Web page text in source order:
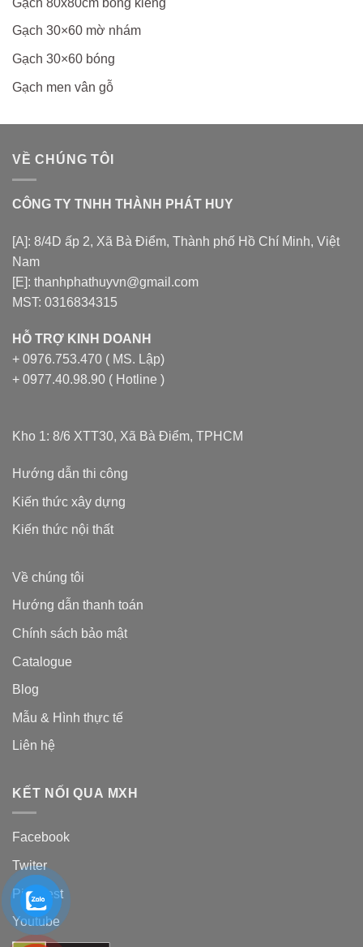
Gạch 30×60 mờ nhám
Gạch 30×60 bóng
Gạch men vân gỗ
VỀ CHÚNG TÔI
CÔNG TY TNHH THÀNH PHÁT HUY
[A]: 8/4D ấp 2, Xã Bà Điểm, Thành phố Hồ Chí Minh, Việt
Nam
[E]: thanhphathuyvn@gmail.com
MST: 0316834315
HỖ TRỢ KINH DOANH
+ 0976.753.470 ( MS. Lập)
+ 0977.40.98.90 ( Hotline )
Kho 1: 8/6 XTT30, Xã Bà Điểm, TPHCM
Hướng dẫn thi công
Kiến thức xây dựng
Kiến thức nội thất
Về chúng tôi
Hướng dẫn thanh toán
Chính sách bảo mật
Catalogue
Blog
Mẫu & Hình thực tế
Liên hệ
KẾT NỐI QUA MXH
Facebook
Twiter
Pinterest
Youtube